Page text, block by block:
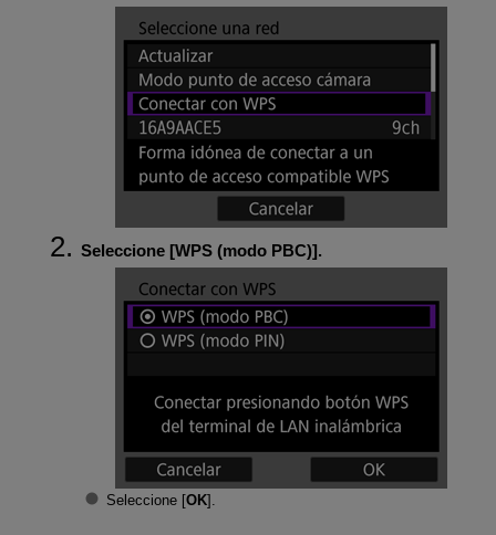
Seleccione [WPS (modo PBC)].
Seleccione [OK].